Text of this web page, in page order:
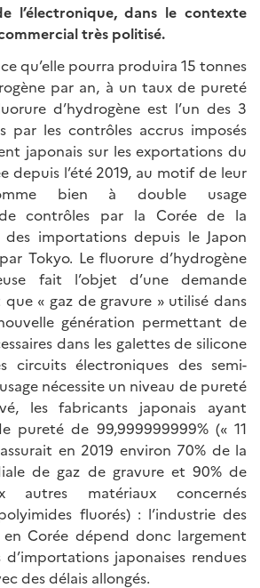
l’électronique, dans le contexte
très politisé.
qu’elle pourra produira 15 tonnes
par an, à un taux de pureté
d’hydrogène est l’un des 3
par les contrôles accrus imposés
japonais sur les exportations du
depuis l’été 2019, au motif de leur
bien à double usage
contrôles par la Corée de la
importations depuis le Japon
Tokyo. Le fluorure d’hydrogène
fait l’objet d’une demande
« gaz de gravure » utilisé dans
génération permettant de
dans les galettes de silicone
circuits électroniques des semi-
nécessite un niveau de pureté
les fabricants japonais ayant
pureté de 99,999999999% (« 11
en 2019 environ 70% de la
de gaz de gravure et 90% de
matériaux concernés
fluorés) : l’industrie des
en Corée dépend donc largement
japonaises rendues
des délais allongés.